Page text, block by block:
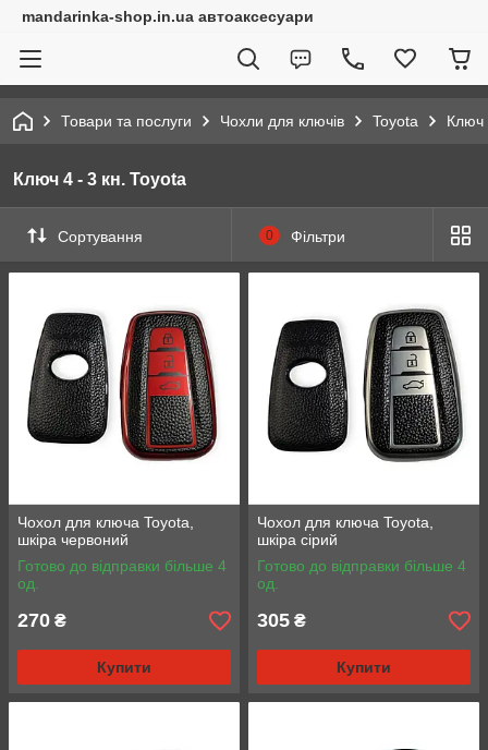
mandarinka-shop.in.ua автоаксесуари
Товари та послуги Чохли для ключів Toyota Ключ
Ключ 4 - 3 кн. Toyota
Сортування 0 Фільтри
Чохол для ключа Toyota,
шкіра червоний
Готово до відправки більше 4
од.
270 ₴
Купити
Чохол для ключа Toyota,
шкіра сірий
Готово до відправки більше 4
од.
305 ₴
Купити